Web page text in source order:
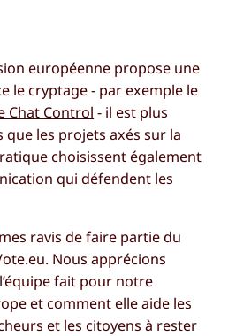
européenne propose une
le cryptage - par exemple le
Chat Control - il est plus
les projets axés sur la
choisissent également
qui défendent les
ravis de faire partie du
Nous apprécions
fait pour notre
et comment elle aide les
et les citoyens à rester